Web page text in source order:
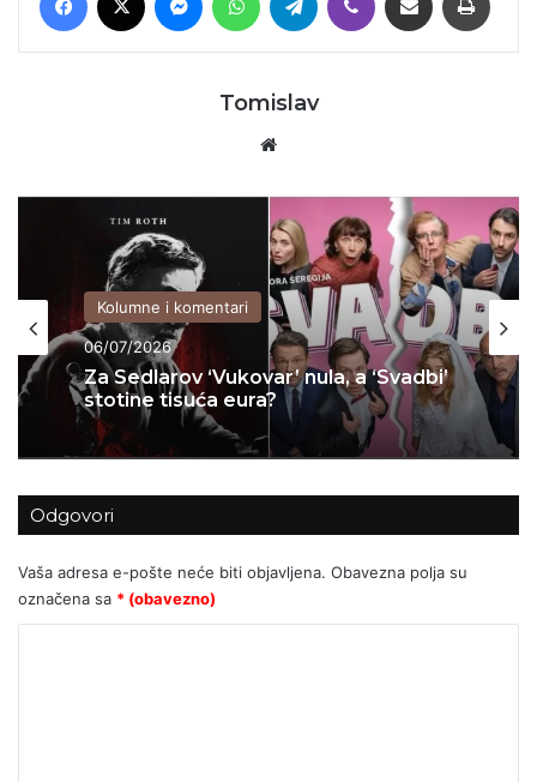
Tomislav
Kolumne i komentari
06/07/2026
Za Sedlarov ‘Vukovar’ nula, a ‘Svadbi’
stotine tisuća eura?
Odgovori
Vaša adresa e-pošte neće biti objavljena. Obavezna polja su
označena sa * (obavezno)